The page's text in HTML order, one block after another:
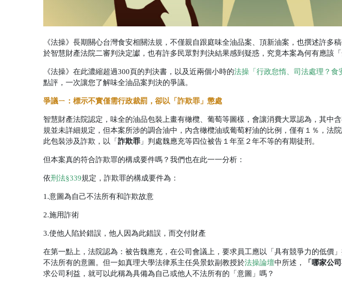
《法操》長期關心台灣食安相關法規，不僅親自跟庭味全油品案、頂新油案，也撰述許多
於智慧財產法院二審判決定讞，也有許多民眾對判決結果感到疑惑，究竟本案為何有應該
《法操》在此濃縮超過300頁的判決書，以及近兩個小時的法操 「行政怠惰、司法處理？
點評，一次讓您了解味全油品案判決的爭議。
爭議ㄧ：標示不實僅需行政裁罰，卻以「詐欺罪」懲處
智慧財產法院認定，味全的油品包裝上畫有橄欖、葡萄等圖樣，會讓消費大眾認為，其中
規並未詳細規定，但本案所涉的調合油中，內含橄欖油或葡萄籽油的比例，僅有１％，法
此包裝涉及詐欺， 以「 詐欺罪 」 判處魏應充等四位被告１年至２年不等的有期徒刑。
但本案真的符合詐欺罪的構成要件嗎？我們也在此一一分析：
依刑法§339規定，詐欺罪的構成要件為：
1.意圖為自己不法所有和詐欺故意
2.施用詐術
3.使他人陷於錯誤，他人因為此錯誤，而交付財產
在第一點上，法院認為：被告魏應充，在公司會議上，要求員工應以「具有競爭力的低價
不法所有的意圖。但一如真理大學法律系主任吳景欽副教授於法操論壇中所述， 「哪家公
求公司利益，就可以此稱為具備為自己或他人不法所有的「意圖」嗎？